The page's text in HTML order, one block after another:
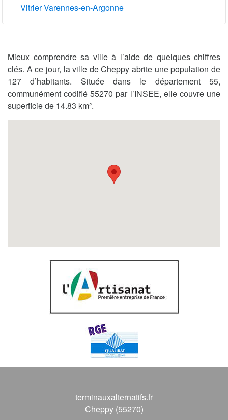
Vitrier Varennes-en-Argonne
Mieux comprendre sa ville à l’aide de quelques chiffres
clés. A ce jour, la ville de Cheppy abrite une population de
127 d’habitants. Située dans le département 55,
communément codifié 55270 par l’INSEE, elle couvre une
superficie de 14.83 km².
terminauxalternatifs.fr
Cheppy (55270)